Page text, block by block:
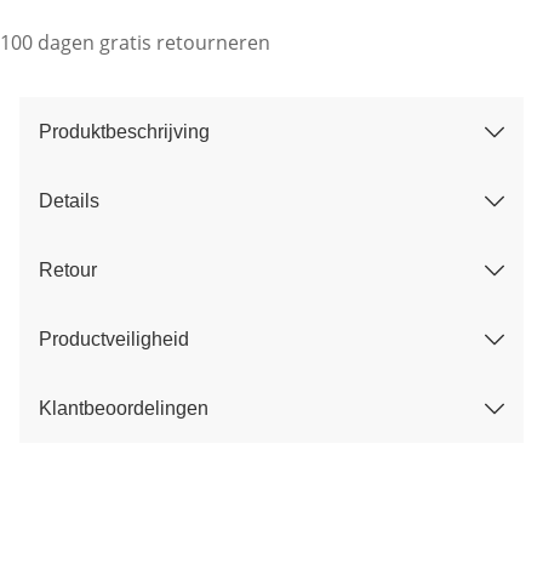
100 dagen gratis retourneren
Produktbeschrijving
Details
Retour
Productveiligheid
Klantbeoordelingen